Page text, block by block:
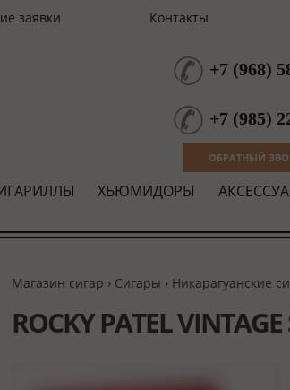
заявки Контакты
+7 (968)
+7 (985)
ОБРАТНЫЙ
ХЬЮМИДОРЫ
Магазин сигар › Сигары › Никарагуанские
ROCKY PATEL